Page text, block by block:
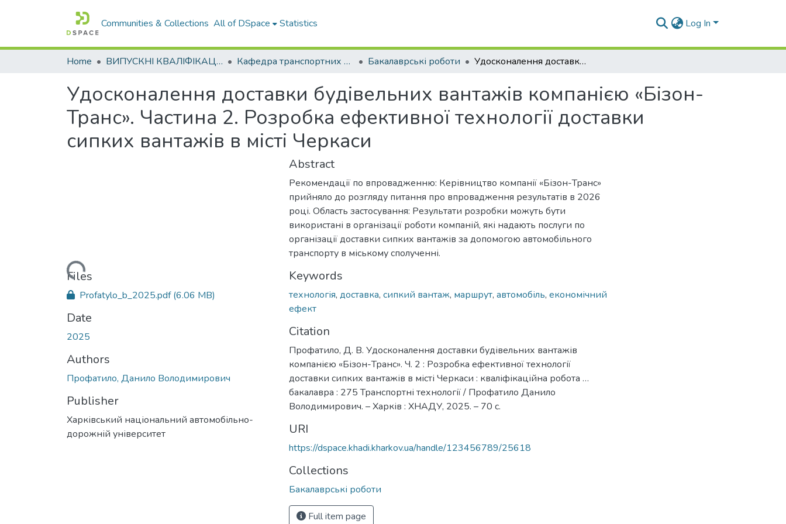
Communities & Collections All of DSpace Statistics Log In
Home ВИПУСКНІ КВАЛІФІКАЦІЙНІ РОБОТИ Кафедра транспортних технологій Бакалаврські роботи Удосконалення доставки будівельних вантажів компанією «Бізон-Транс». Частина 2. Розробка ефективної технології доставки сипких вантажів в місті Черкаси
Удосконалення доставки будівельних вантажів компанією «Бізон-
Транс». Частина 2. Розробка ефективної технології доставки
сипких вантажів в місті Черкаси
Loading...
Files
Profatylo_b_2025.pdf(6.06 MB)
Date
2025
Authors
Профатило, Данило Володимирович
Publisher
Харківський національний автомобільно-
дорожній університет
Abstract
Рекомендації по впровадженню: Керівництво компанії «Бізон-Транс»
прийняло до розгляду питання про впровадження результатів в 2026
році. Область застосування: Результати розробки можуть бути
використані в організації роботи компаній, які надають послуги по
організації доставки сипких вантажів за допомогою автомобільного
транспорту в міському сполученні.
Keywords
технологія, доставка, сипкий вантаж, маршрут, автомобіль, економічний
ефект
Citation
Профатило, Д. В. Удосконалення доставки будівельних вантажів
компанією «Бізон-Транс». Ч. 2 : Розробка ефективної технології
доставки сипких вантажів в місті Черкаси : кваліфікаційна робота …
бакалавра : 275 Транспортні технології / Профатило Данило
Володимирович. – Харків : ХНАДУ, 2025. – 70 с.
URI
https://dspace.khadi.kharkov.ua/handle/123456789/25618
Collections
Бакалаврські роботи
Full item page